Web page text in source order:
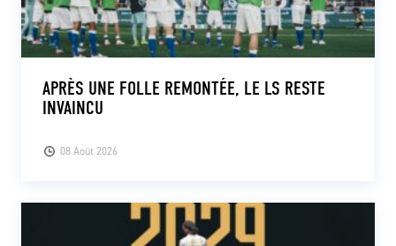
08 Août 2026
APRÈS UNE FOLLE REMONTÉE, LE LS RESTE
INVAINCU